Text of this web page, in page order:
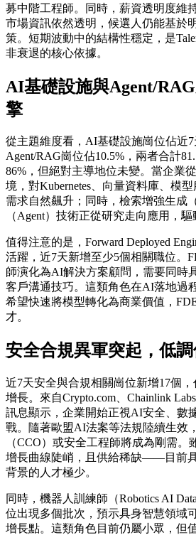
募中階工程師。同時，薪資透明度維
市場資訊依然透明，候選人仍能基於
策。短期波動中的結構性穩定，是
非衰退的核心依據。
AI基礎設施與Agent/RAG
擎
從主題維度看，AI基礎設施崗位佔近7
Agent/RAG崗位佔10.5%，兩者合計
86%，但絕對主導地位未變。當企業
境，對Kubernetes、向量資料庫、模
需求自然飆升；同時，檢索增強生成
（Agent）技術正從研究走向應用，驅
值得注意的是，Forward Deployed
活躍，近7天新增至少5個相關職位。
師演化為AI解決方案顧問，需要同時
客戶溝通技巧。這類角色在AI落地過
希望快速將模型轉化為商業價值，
才。
安全合規異軍突起，低
近7天安全與合規相關崗位新增17個
增長。來自Crypto.com、Chainlink
訊息顯示，企業開始正視AI安全、數
戰。隨著歐盟AI法案等法規陸續生效
（CCO）或安全工程師將成為剛需。
增長曲線陡峭，且供給稀缺——目前
背景的人才極少。
同時，機器人訓練師（Robotics AI
位出現多個批次，預示具身智慧領域
增長點。這類角色目前仍屬小眾，但